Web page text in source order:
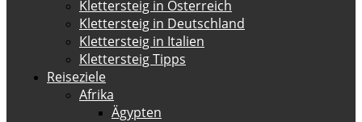
Klettersteig in Österreich
Klettersteig in Deutschland
Klettersteig in Italien
Klettersteig Tipps
Reiseziele
Afrika
Ägypten